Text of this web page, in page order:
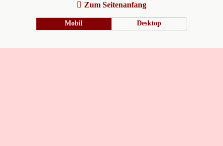
Zum Seitenanfang
Mobil Desktop